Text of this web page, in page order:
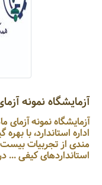
آزمایشگاه نمونه
آزمایشگاه نمونه آزمای
اداره استاندارد، با
مندی از تجربیات
استانداردهای کیفی ...